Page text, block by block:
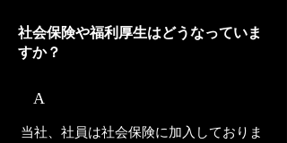
​社会保険や福利厚生はどうなっていま
すか？
​A
当社、社員は社会保険に加入しておりま